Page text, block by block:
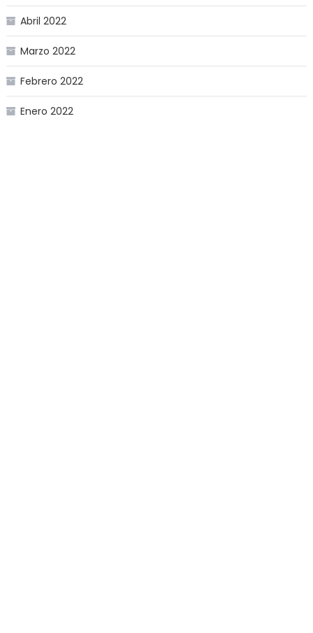
Abril 2022
Marzo 2022
Febrero 2022
Enero 2022